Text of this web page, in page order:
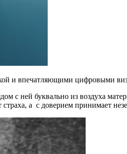
и впечатляющими цифровыми
с ней буквально из воздуха
а с доверием принимает